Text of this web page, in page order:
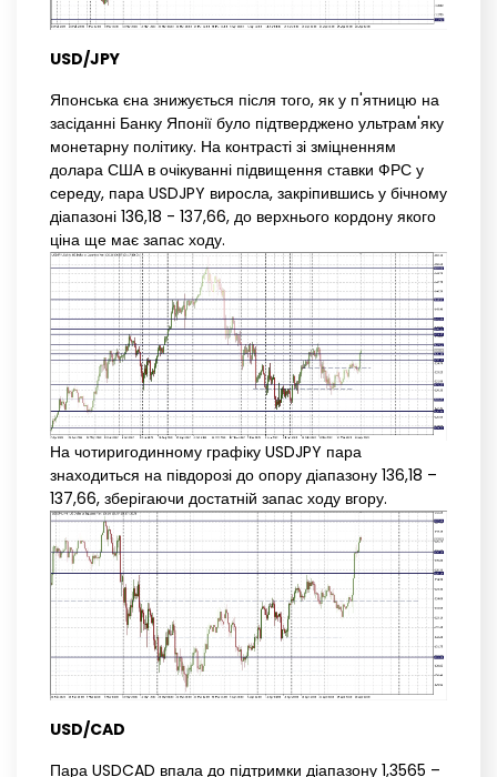
USD/JPY
Японська єна знижується після того, як у п'ятницю на
засіданні Банку Японії було підтверджено ультрам'яку
монетарну політику. На контрасті зі зміцненням
долара США в очікуванні підвищення ставки ФРС у
середу, пара USDJPY виросла, закріпившись у бічному
діапазоні 136,18 - 137,66, до верхнього кордону якого
ціна ще має запас ходу.
На чотиригодинному графіку USDJPY пара
знаходиться на півдорозі до опору діапазону 136,18 –
137,66, зберігаючи достатній запас ходу вгору.
USD/CAD
Пара USDCAD впала до підтримки діапазону 1,3565 –